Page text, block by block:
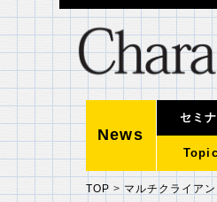
News
セミ
TOP > マルチクライア